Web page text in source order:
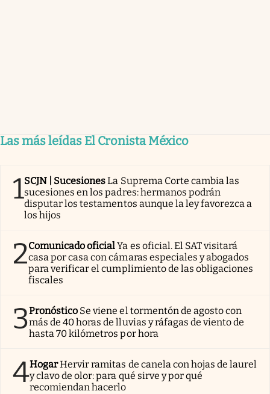
Las más leídas El Cronista México
1SCJN | SucesionesLa Suprema Corte cambia las
sucesiones en los padres: hermanos podrán
disputar los testamentos aunque la ley favorezca a
los hijos
2Comunicado oficialYa es oficial. El SAT visitará
casa por casa con cámaras especiales y abogados
para verificar el cumplimiento de las obligaciones
fiscales
3Pronóstico Se viene el tormentón de agosto con
más de 40 horas de lluvias y ráfagas de viento de
hasta 70 kilómetros por hora
4HogarHervir ramitas de canela con hojas de laurel
y clavo de olor: para qué sirve y por qué
recomiendan hacerlo